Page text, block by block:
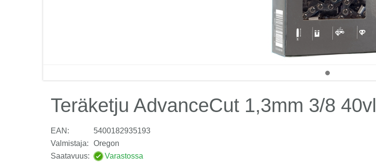
Teräketju AdvanceCut 1,3mm 3/8 40vl
EAN:
5400182935193
Valmistaja:
Oregon
Saatavuus:
Varastossa